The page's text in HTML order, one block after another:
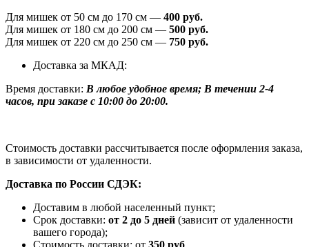
Для мишек от 50 см до 170 см — 400 руб.
Для мишек от 180 см до 200 см — 500 руб.
Для мишек от 220 см до 250 см — 750 руб.
Доставка за МКАД:
Время доставки: В любое удобное время; В течении 2-4
часов, при заказе с 10:00 до 20:00.
Стоимость доставки рассчитывается после оформления заказа,
в зависимости от удаленности.
Доставка по России СДЭК:
Доставим в любой населенный пункт;
Срок доставки: от 2 до 5 дней (зависит от удаленности
вашего города);
Стоимость доставки: от 350 руб